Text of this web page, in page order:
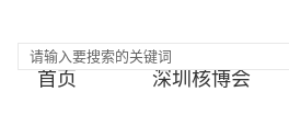
首页 深圳核博会